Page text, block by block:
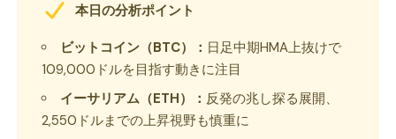
本日の分析ポイント
ビットコイン（BTC）： 日足中期HMA上抜けで
109,000ドルを目指す動きに注目
イーサリアム（ETH）： 反発の兆し探る展開、
2,550ドルまでの上昇視野も慎重に